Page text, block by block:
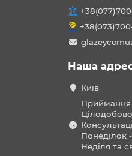
Наша
Київ
Приймання
Понеділок
Неділя та